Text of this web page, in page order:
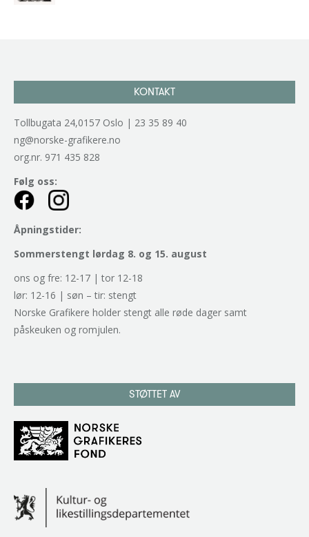
KONTAKT
Tollbugata 24,0157 Oslo | 23 35 89 40
ng@norske-grafikere.no
org.nr. 971 435 828
Følg oss:
Åpningstider:
Sommerstengt lørdag 8. og 15. august
ons og fre: 12-17 | tor 12-18
lør: 12-16 | søn – tir: stengt
Norske Grafikere holder stengt alle røde dager samt
påskeuken og romjulen.
STØTTET AV